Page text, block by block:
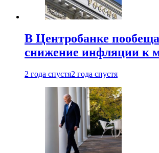
В Центробанке
снижение инфляции к
2 года спустя2 года спустя